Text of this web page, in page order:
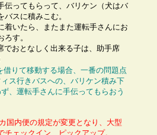
ってもらって、バリケン（犬はバ
バスに積みこむ。
いたら、またまた運転手さんにお
す。
おとなしく出来る子は、助手席
りて移動する場合、一番の問題点
ス行きバスへの、バリケン積み下
、運転手さんに手伝ってもらおう
国内便の規定が変更となり、大型
ェックイン、ピックアップ。